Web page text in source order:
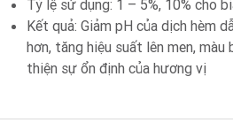
Tỷ lệ sử dụng: 1 – 5%, 10% cho
Kết quả: Giảm pH của dịch hèm
hơn, tăng hiệu suất lên men, màu
thiện sự ổn định của hương vị